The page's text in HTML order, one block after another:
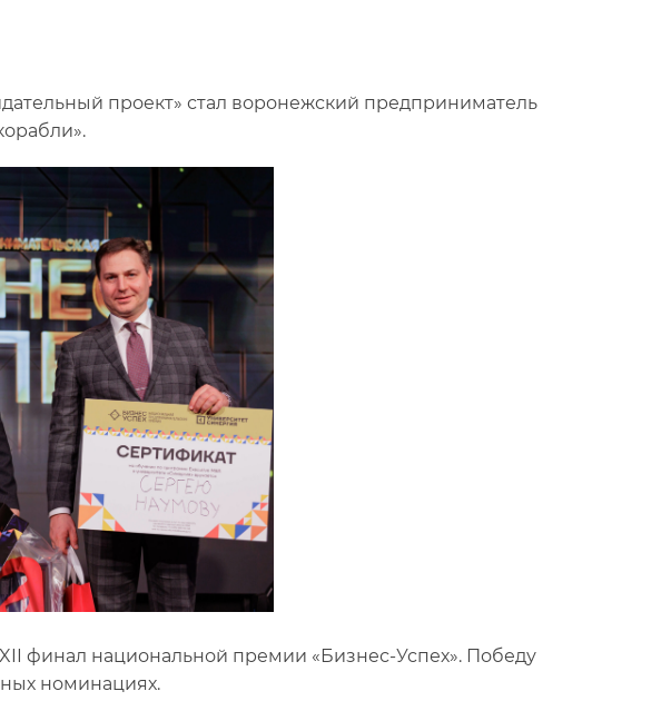
проект» стал воронежский предприниматель
финал национальной премии «Бизнес-Успех». Победу
номинациях.